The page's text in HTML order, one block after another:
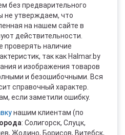
без предварительного
не утверждаем, что
на нашем сайте в
действительности.
проверять наличие
так как Halmar.by
и изображения товаров
и безошибочными. Вся
справочный характер.
если заметили ошибку.
нашим клиентам (по
: Солигорск, Слуцк,
Жодино, Борисов, Витебск,